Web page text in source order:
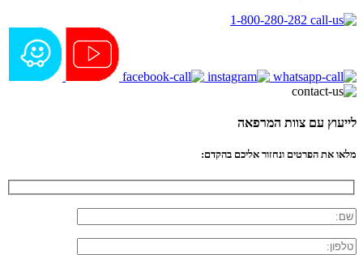
1-800-280-282
לייעוץ עם צוות המרפאה
מלאו את הפרטים ונחזור אליכם בהקדם: